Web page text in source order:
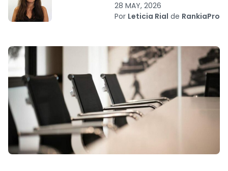
28 MAY, 2026
Por Leticia Rial de RankiaPro